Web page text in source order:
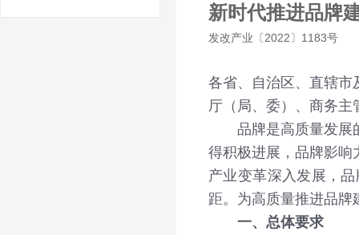
新时代推进品牌
发改产业〔2022〕1183号
各省、自治区、直辖市
厅（局、委）、商务
品牌是高质量发展的
得积极进展，品牌影响
产业变革深入发展，
距。为高质量推进品
一、总体要求